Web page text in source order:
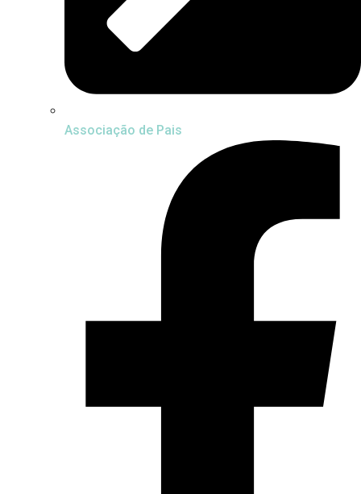
Associação de Pais